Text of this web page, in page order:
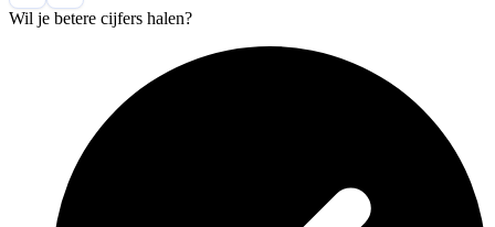
Wil je betere cijfers halen?